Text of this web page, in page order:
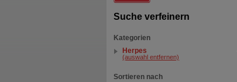
Suche verfeinern
Kategorien
Herpes
(auswahl entfernen)
Sortieren nach